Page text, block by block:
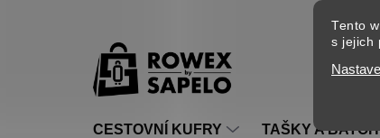
Tento
s jejich
CESTOVNÍ KUFRY TAŠKY A